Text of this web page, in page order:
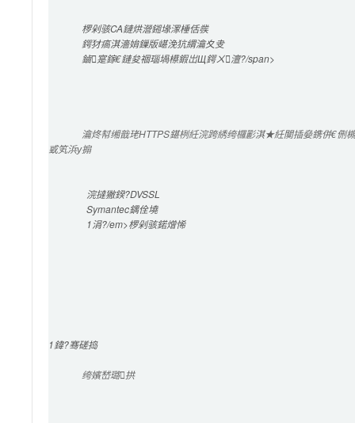
椤剁骇CA鏈烘瀯鎺堟潈棰佸彂
鍔犲瘑淇濇姢鏁版嵁浼犺緭瀹夊叏
鏀寔鎵€鏈夋祻瑙堝櫒鍜岀Щ鍔ㄨ澶?/span>
瀹炵幇缃戠珯HTTPS鍖栵紝浣跨綉绔欏彲淇★紝闃插姭鎸併€
戜笂浜у搧
浣撻獙鍨?DVSSL
Symantec鍝佺墝
1涓?/em>椤剁骇鍩熷悕
1鍏?骞磋捣
绔嬪嵆璐拱